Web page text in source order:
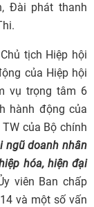
Đài phát thanh
tịch Hiệp hội
của Hiệp hội
vụ trọng tâm 6
hành động của
của Bộ chính
ngũ doanh nhân
hóa, hiện đại
viên Ban chấp
và một số vấn